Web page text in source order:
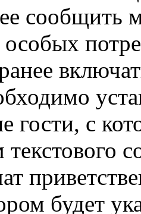
сообщить
гости, с
текстового
будет